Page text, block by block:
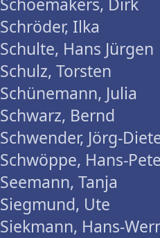
Schröder, Ilka
Schulte, Hans Jürgen
Schulz, Torsten
Schünemann, Julia
Schwarz, Bernd
Schwender, Jörg-
Schwöppe, Hans-
Seemann, Tanja
Siegmund, Ute
Siekmann, Hans-